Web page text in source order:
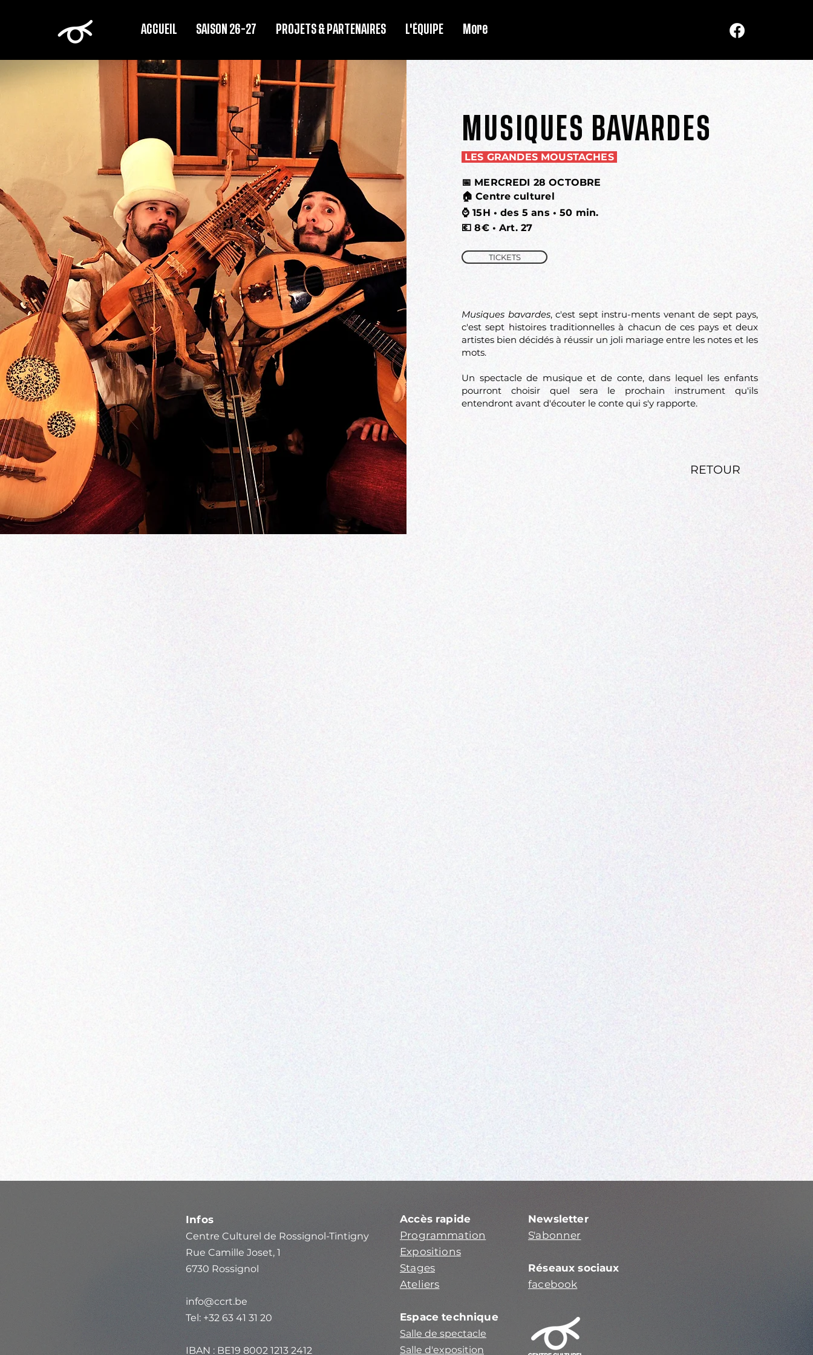
ACCUEIL SAISON 26-27 PROJETS & PARTENAIRES L'ÉQUIPE More
MUSIQUES BAVARDES
LES GRANDES MOUSTACHES
📅 MERCREDI 28 OCTOBRE
🏠 Centre culturel
⌚15H • des 5 ans • 50 min.
💶 8€ • Art. 27
TICKETS
Musiques bavardes, c'est sept instru-ments venant de sept pays,
c'est sept histoires traditionnelles à chacun de ces pays et deux
artistes bien décidés à réussir un joli mariage entre les notes et les
mots.
Un spectacle de musique et de conte, dans lequel les enfants
pourront choisir quel sera le prochain instrument qu'ils
entendront avant d'écouter le conte qui s'y rapporte.
RETOUR
Infos
Centre Culturel de Rossignol-Tintigny
Rue Camille Joset, 1
6730 Rossignol
info@ccrt.be
Tel: +32 63 41 31 20
IBAN : BE19 8002 1213 2412
Accès rapide
Programmation
Expositions
Stages
Ateliers
Espace technique
Salle de spectacle
Salle d'exposition
Newsletter
S'abonner
Réseaux sociaux
facebook